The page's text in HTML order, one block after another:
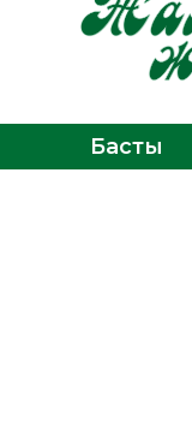
Басты